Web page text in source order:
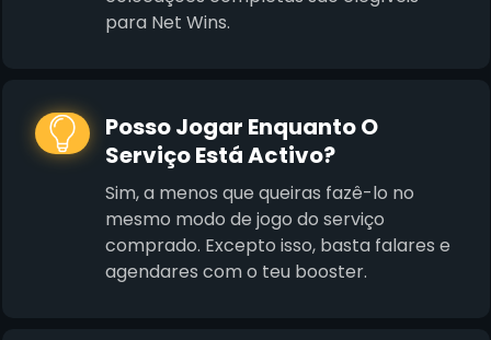
para Net Wins.
Posso Jogar Enquanto O
Serviço Está Activo?
Sim, a menos que queiras fazê-lo no
mesmo modo de jogo do serviço
comprado. Excepto isso, basta falares e
agendares com o teu booster.